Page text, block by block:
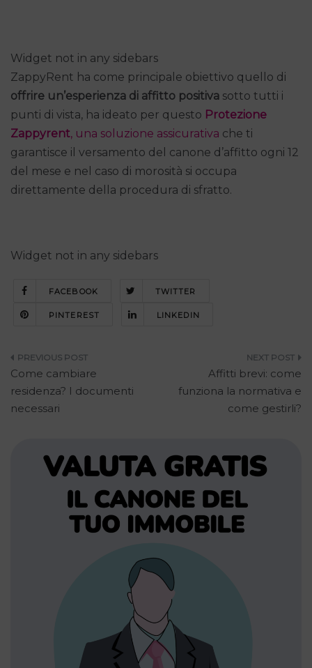
Widget not in any sidebars
ZappyRent ha come principale obiettivo quello di
offrire un’esperienza di affitto positiva sotto tutti i
punti di vista, ha ideato per questo Protezione
Zappyrent, una soluzione assicurativa che ti
garantisce il versamento del canone d’affitto ogni 12
del mese e nel caso di morosità si occupa
direttamente della procedura di sfratto.
Widget not in any sidebars
FACEBOOK TWITTER
PINTEREST LINKEDIN
Navigazione
articoli
Come cambiare
residenza? I documenti
necessari
Affitti brevi: come
funziona la normativa e
come gestirli?